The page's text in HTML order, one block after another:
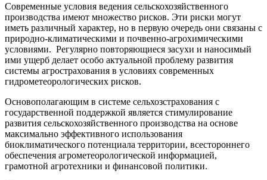
Современные условия ведения сельскохозяйственного
производства имеют множество рисков. Эти риски могут
иметь различный характер, но в первую очередь они связаны с
природно-климатическими и почвенно-агрохимическими
условиями. Регулярно повторяющиеся засухи и наносимый
ими ущерб делает особо актуальной проблему развития
системы агрострахования в условиях современных
гидрометеорологических рисков.
Основополагающим в системе сельхозстрахования с
государственной поддержкой является стимулирование
развития сельскохозяйственного производства на основе
максимально эффективного использования
биоклиматического потенциала территории, всестороннего
обеспечения агрометеорологической информацией,
грамотной агротехники и финансовой политики.